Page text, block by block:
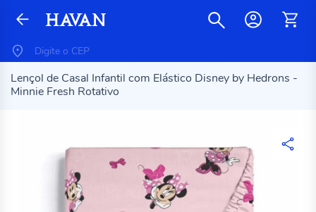
Lençol de Casal Infantil com Elástico Disney by Hedrons -
Minnie Fresh Rotativo